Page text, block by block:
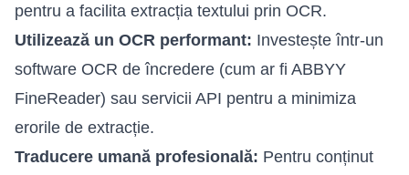
pentru a facilita extracția textului prin OCR.
Utilizează un OCR performant: Investește într-un
software OCR de încredere (cum ar fi ABBYY
FineReader) sau servicii API pentru a minimiza
erorile de extracție.
Traducere umană profesională: Pentru conținut